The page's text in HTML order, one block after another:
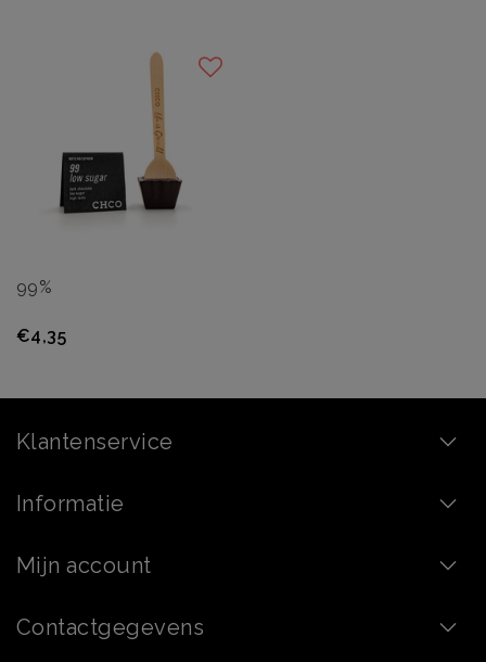
99%
€4,35
Klantenservice
Informatie
Mijn account
Contactgegevens